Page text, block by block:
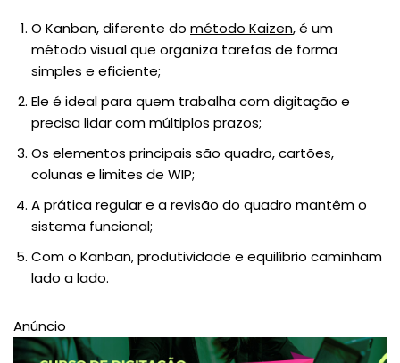
O Kanban, diferente do método Kaizen, é um
método visual que organiza tarefas de forma
simples e eficiente;
Ele é ideal para quem trabalha com digitação e
precisa lidar com múltiplos prazos;
Os elementos principais são quadro, cartões,
colunas e limites de WIP;
A prática regular e a revisão do quadro mantêm o
sistema funcional;
Com o Kanban, produtividade e equilíbrio caminham
lado a lado.
Anúncio